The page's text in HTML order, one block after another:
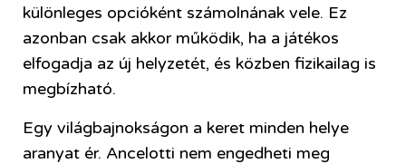
különleges opcióként számolnának vele. Ez
azonban csak akkor működik, ha a játékos
elfogadja az új helyzetét, és közben fizikailag is
megbízható.
Egy világbajnokságon a keret minden helye
aranyat ér. Ancelotti nem engedheti meg